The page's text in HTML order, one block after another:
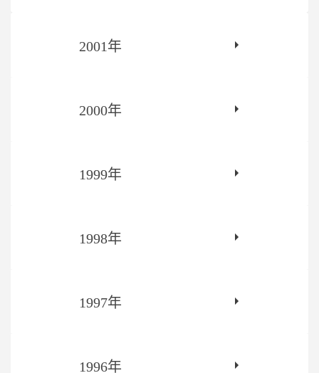
2001年
2000年
1999年
1998年
1997年
1996年